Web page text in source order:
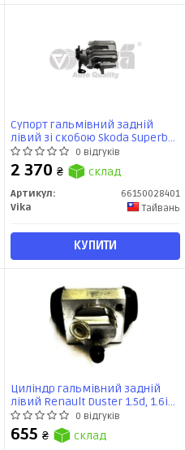
Супорт гальмівний задній
лівий зі скобою Skoda Superb
(02-08)/VW Passat (01-05)/Audi
A4 (95-01),A6 (98-05)
(66150028401) VIKA
0 відгуків
2 370 ₴ склад
Артикул:
66150028401
Vika
Тайвань
КУПИТИ
Циліндр гальмівний задній
лівий Renault Duster 1.5d, 1.6i
(10-) (30927) Asam
0 відгуків
655 ₴ склад